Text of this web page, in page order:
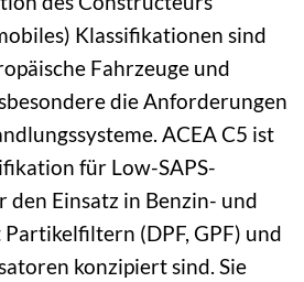
Klassifikationen sind
Fahrzeuge und
die Anforderungen
ACEA C5 ist
für Low-SAPS-
Einsatz in Benzin- und
(DPF, GPF) und
konzipiert sind. Sie